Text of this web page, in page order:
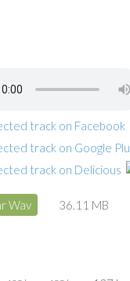
Wav 36.11 MB